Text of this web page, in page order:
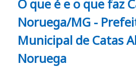
O que é e o que faz
Noruega/MG -
Municipal de Catas
Noruega